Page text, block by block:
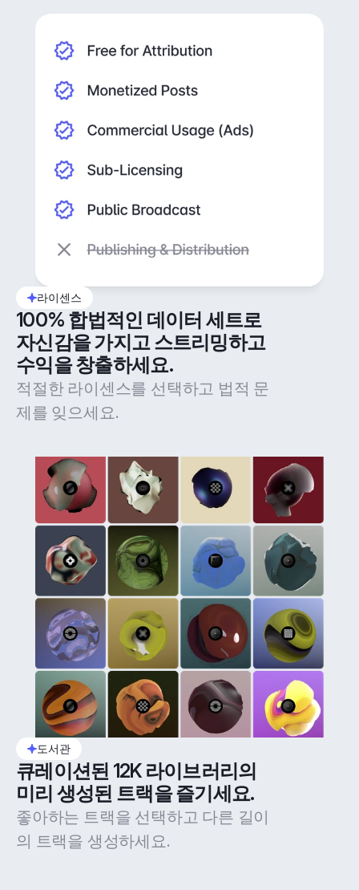
라이센스
100% 합법적인 데이터 세트로
자신감을 가지고 스트리밍하고
수익을 창출하세요.
적절한 라이센스를 선택하고 법적 문
제를 잊으세요.
도서관
큐레이션된 12K 라이브러리의
미리 생성된 트랙을 즐기세요.
좋아하는 트랙을 선택하고 다른 길이
의 트랙을 생성하세요.